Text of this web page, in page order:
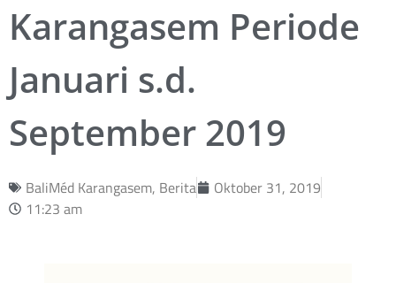
Karangasem Periode
Januari s.d.
September 2019
BaliMéd Karangasem, Berita
Oktober 31, 2019
11:23 am